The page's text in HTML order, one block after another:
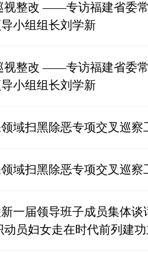
视整改 ——专访福建省委
小组组长刘学新
视整改 ——专访福建省委
小组组长刘学新
域扫黑除恶专项交叉巡察
域扫黑除恶专项交叉巡察
一届领导班子成员集体
动员妇女走在时代前列建